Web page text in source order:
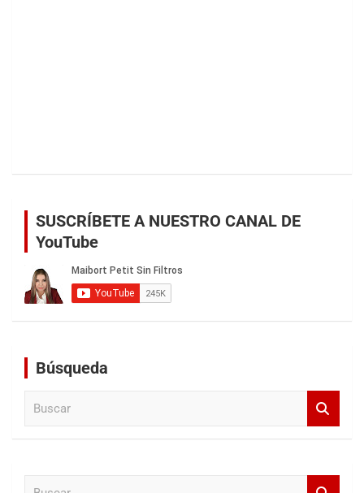
SUSCRÍBETE A NUESTRO CANAL DE
YouTube
Búsqueda